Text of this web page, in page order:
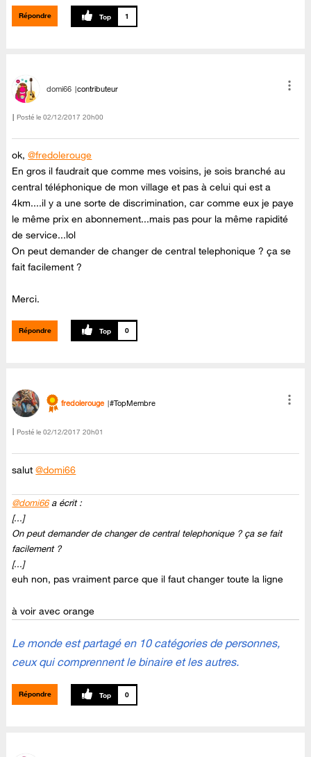
Répondre 1
domi66 contributeur
Posté le ‎02/12/2017 20h00
ok,@fredolerouge
En gros il faudrait que comme mes voisins, je sois branché au
central téléphonique de mon village et pas à celui qui est a
4km....il y a une sorte de discrimination, car comme eux je paye
le même prix en abonnement...mais pas pour la même rapidité
de service...lol
On peut demander de changer de central telephonique ? ça se
fait facilement ?
Merci.
Répondre 0
fredolerouge #TopMembre
Posté le ‎02/12/2017 20h01
salut@domi66
@domi66a écrit :
[...]
On peut demander de changer de central telephonique ? ça se fait
facilement ?
[...]
euh non, pas vraiment parce que il faut changer toute la ligne
à voir avec orange
Le monde est partagé en 10 catégories de personnes,
ceux qui comprennent le binaire et les autres.
Répondre 0